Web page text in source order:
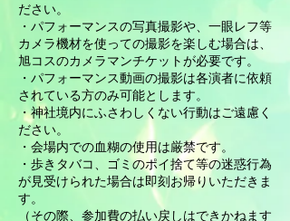
ださい。
・パフォーマンスの写真撮影や、一眼レフ等
カメラ機材を使っての撮影を楽しむ場合は、
旭コスのカメラマンチケットが必要です。
・パフォーマンス動画の撮影は各演者に依頼
されている方のみ可能とします。
・神社境内にふさわしくない行動はご遠慮く
ださい。
・会場内での血糊の使用は厳禁です。
・歩きタバコ、ゴミのポイ捨て等の迷惑行為
が見受けられた場合は即刻お帰りいただきま
す。
（その際、参加費の払い戻しはできかねます